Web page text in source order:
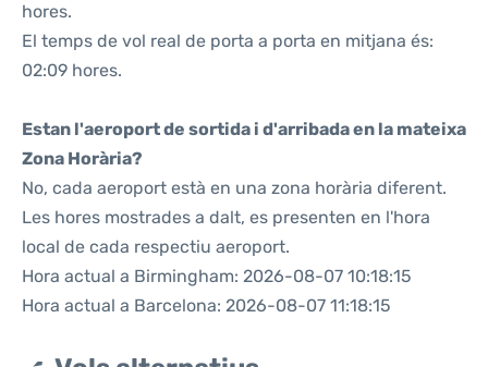
hores.
El temps de vol real de porta a porta en mitjana és:
02:09 hores.
Estan l'aeroport de sortida i d'arribada en la mateixa
Zona Horària?
No, cada aeroport està en una zona horària diferent.
Les hores mostrades a dalt, es presenten en l'hora
local de cada respectiu aeroport.
Hora actual a Birmingham: 2026-08-07 10:18:15
Hora actual a Barcelona: 2026-08-07 11:18:15